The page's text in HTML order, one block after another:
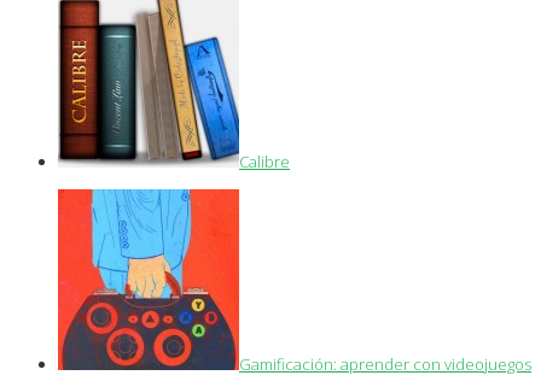
Calibre
Gamificación: aprender con videojuegos